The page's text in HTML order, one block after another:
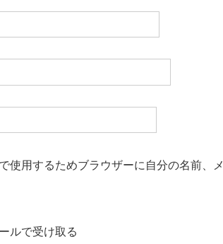
使用するためブラウザーに自分の名前、
ルで受け取る